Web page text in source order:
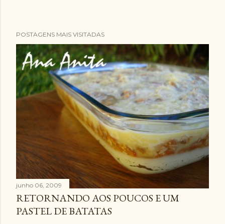
POSTAGENS MAIS VISITADAS
junho 06, 2009
RETORNANDO AOS POUCOS E UM
PASTEL DE BATATAS